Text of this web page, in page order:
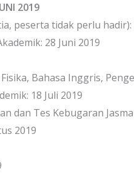
2019
peserta tidak perlu hadir):
28 Juni 2019
Bahasa Inggris,
18 Juli 2019
dan Tes Kebugaran
2019